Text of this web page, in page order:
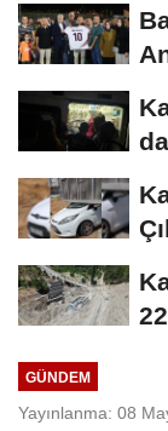
GÜNDEM
Yayınlanma: 08